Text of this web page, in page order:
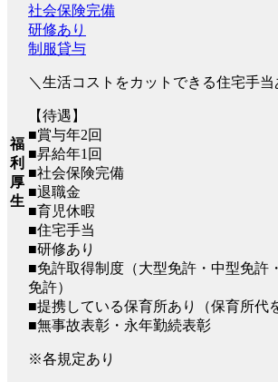
福
利
厚
生
社会保険完備
研修あり
制服貸与
＼生活コストをカットできる住宅手当
【待遇】
■賞与年2回
■昇給年1回
■社会保険完備
■退職金
■育児休暇
■住宅手当
■研修あり
■免許取得制度（大型免許・中型免許
免許）
■提携している保育所あり（保育所代
■無事故表彰・永年勤続表彰
※各規定あり